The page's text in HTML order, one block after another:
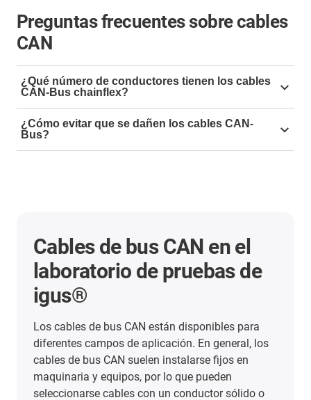
Preguntas frecuentes sobre cables
CAN
¿Qué número de conductores tienen los cables
CAN-Bus chainflex?
Disponemos de 3 estructuras distintas según los
requerimientos del cliente. Nuestros cables CAN-Bus
están disponibles con 2 conductores (2x0,5)C , y con 4
¿Cómo evitar que se dañen los cables CAN-
Bus?
cable que dure
Cables de bus CAN en el
laboratorio de pruebas de
igus®
Los cables de bus CAN están disponibles para
diferentes campos de aplicación. En general, los
cables de bus CAN suelen instalarse fijos en
maquinaria y equipos, por lo que pueden
seleccionarse cables con un conductor sólido o